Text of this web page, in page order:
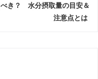
べき？ 水分摂取量の目安＆
注意点とは